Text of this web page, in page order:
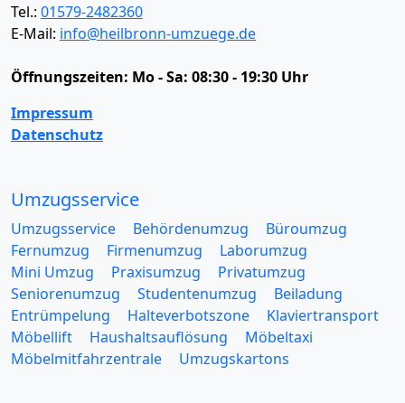
Tel.: 01579-2482360
E-Mail: info@heilbronn-umzuege.de
Öffnungszeiten: Mo - Sa: 08:30 - 19:30 Uhr
Impressum
Datenschutz
Umzugsservice
Umzugsservice Behördenumzug
Büroumzug
Fernumzug
Firmenumzug
Laborumzug
Mini Umzug
Praxisumzug
Privatumzug
Seniorenumzug
Studentenumzug
Beiladung
Entrümpelung
Halteverbotszone
Klaviertransport
Möbellift
Haushaltsauflösung
Möbeltaxi
Möbelmitfahrzentrale
Umzugskartons